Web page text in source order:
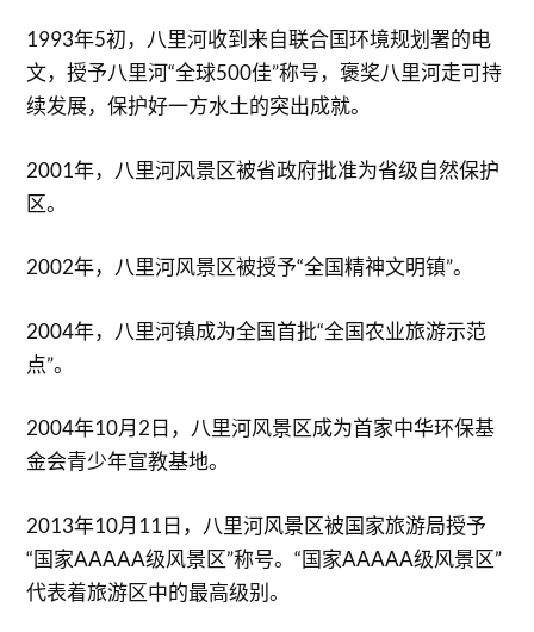
1993年5初，八里河收到来自联合国环境规划署的电
文，授予八里河“全球500佳”称号，褒奖八里河走可持
续发展，保护好一方水土的突出成就。
2001年，八里河风景区被省政府批准为省级自然保护
区。
2002年，八里河风景区被授予“全国精神文明镇”。
2004年，八里河镇成为全国首批“全国农业旅游示范
点”。
2004年10月2日，八里河风景区成为首家中华环保基
金会青少年宣教基地。
2013年10月11日，八里河风景区被国家旅游局授予
“国家AAAAA级风景区”称号。“国家AAAAA级风景区”
代表着旅游区中的最高级别。